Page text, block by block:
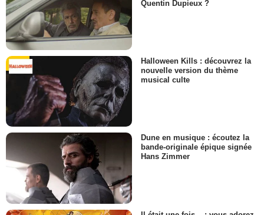
Quentin Dupieux ?
Halloween Kills : découvrez la
nouvelle version du thème
musical culte
Dune en musique : écoutez la
bande-originale épique signée
Hans Zimmer